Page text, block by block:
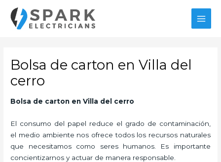
contenido
Bolsa de carton en Villa del
cerro
Bolsa de carton en Villa del cerro
El consumo del papel reduce el grado de contaminación,
el medio ambiente nos ofrece todos los recursos naturales
que necesitamos como seres humanos. Es importante
concientizarnos y actuar de manera responsable.